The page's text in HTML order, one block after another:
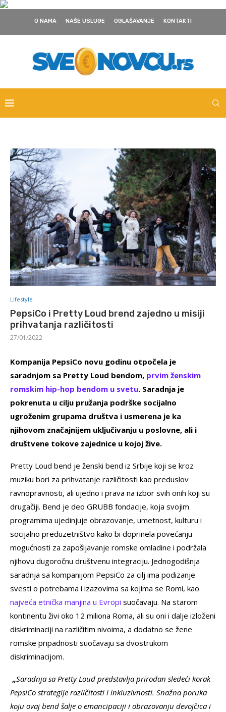
O NAMA NAŠE USLUGE OGLAŠAVANJE KONTAKTI
Lifestyle
PepsiCo i Pretty Loud brend zajedno u misiji
prihvatanja različitosti
27/01/2022
Kompanija PepsiCo novu godinu otpočela je
saradnjom sa Pretty Loud bendom, prvim ženskim
romskim hip-hop bendom u svetu. Saradnja je
pokrenuta u cilju pružanja podrške socijalno
ugroženim grupama društva i usmerena je ka
njihovom značajnijem uključivanju u poslovne, ali i
društvene tokove zajednice u kojoj žive.
Pretty Loud bend je ženski bend iz Srbije koji se kroz
muziku bori za prihvatanje različitosti kao preduslov
ravnopravnosti, ali ujedno i prava na izbor svih onih koji su
drugačiji. Bend je deo GRUBB fondacije, koja svojim
programima ujedinjuje obrazovanje, umetnost, kulturu i
socijalno preduzetništvo kako bi doprinela povećanju
mogućnosti za zapošljavanje romske omladine i podržala
njihovu dugoročnu društvenu integraciju. Jednogodišnja
saradnja sa kompanijom PepsiCo za cilj ima podizanje
svesti o potrebama i izazovima sa kojima se Romi, kao
najveća etnička manjina u Evropi suočavaju. Na starom
kontinentu živi oko 12 miliona Roma, ali su oni i dalje izloženi
diskriminaciji na različitim nivoima, a dodatno se žene
romske pripadnosti suočavaju sa dvostrukom
diskriminacijom.
„Saradnja sa Pretty Loud predstavlja prirodan sledeći korak
PepsiCo strategije različitosti i inkluzivnosti. Snažna poruka
koju ovaj bend šalje o emancipaciji i obrazovanju devojčica i